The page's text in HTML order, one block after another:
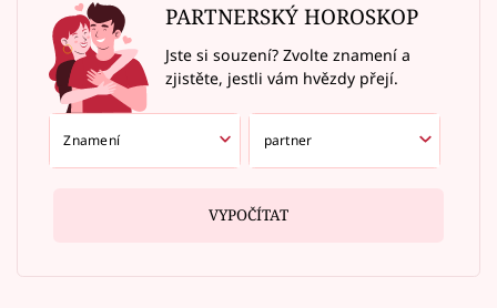
PARTNERSKÝ HOROSKOP
Jste si souzení? Zvolte znamení a
zjistěte, jestli vám hvězdy přejí.
VYPOČÍTAT